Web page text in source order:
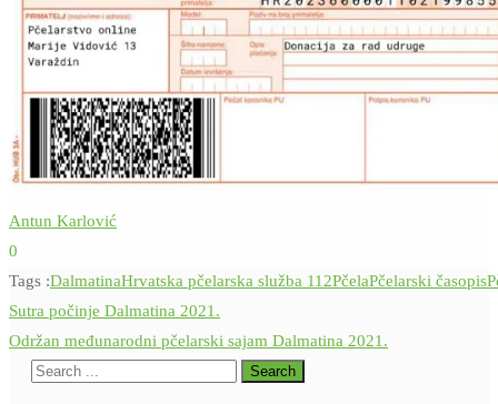
Antun Karlović
0
Tags :DalmatinaHrvatska pčelarska služba 112PčelaPčelarski časopis
Navigacija
objava
Sutra počinje Dalmatina 2021.
Održan međunarodni pčelarski sajam Dalmatina 2021.